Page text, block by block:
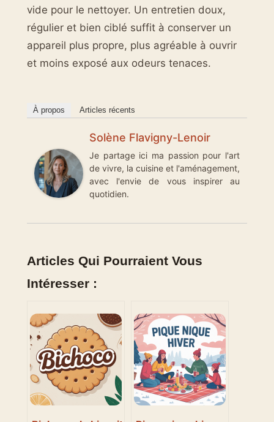
vide pour le nettoyer. Un entretien doux,
régulier et bien ciblé suffit à conserver un
appareil plus propre, plus agréable à ouvrir
et moins exposé aux odeurs tenaces.
À propos Articles récents
Solène Flavigny-Lenoir
Je partage ici ma passion pour l'art
de vivre, la cuisine et l'aménagement,
avec l'envie de vous inspirer au
quotidien.
Articles Qui Pourraient Vous
Intéresser :